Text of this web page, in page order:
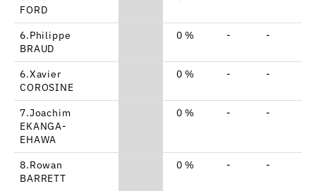
FORD
6.Philippe
BRAUD
0 % - -
6.Xavier
COROSINE
0 % - -
7.Joachim
EKANGA-
EHAWA
0 % - -
8.Rowan
BARRETT
0 % - -